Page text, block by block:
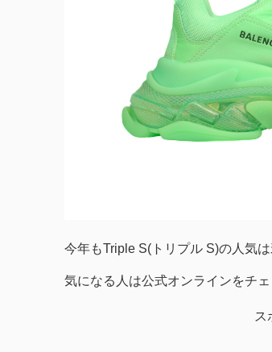
今年もTriple S(トリプル S)の人気は
気になる人は公式オンラインをチェ
ス